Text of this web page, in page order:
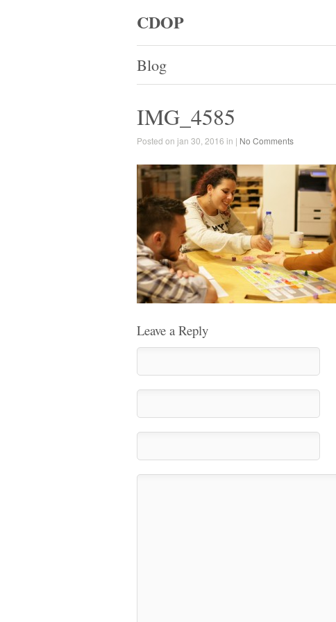
CDOP
Blog
IMG_4585
Posted on jan 30, 2016 in | No Comments
Leave a Reply